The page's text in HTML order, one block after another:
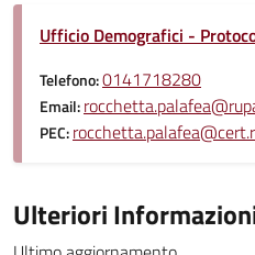
Ufficio Demografici -
Telefono:0141718280
Email:
PEC:
Ulteriori